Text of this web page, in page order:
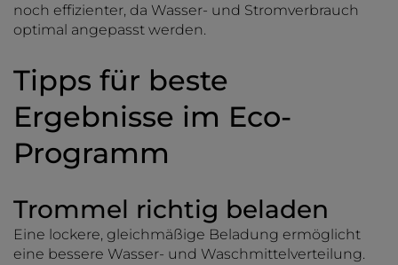
noch effizienter, da Wasser- und Stromverbrauch
optimal angepasst werden.
Tipps für beste
Ergebnisse im Eco-
Programm
Trommel richtig beladen
Eine lockere, gleichmäßige Beladung ermöglicht
eine bessere Wasser- und Waschmittelverteilung.